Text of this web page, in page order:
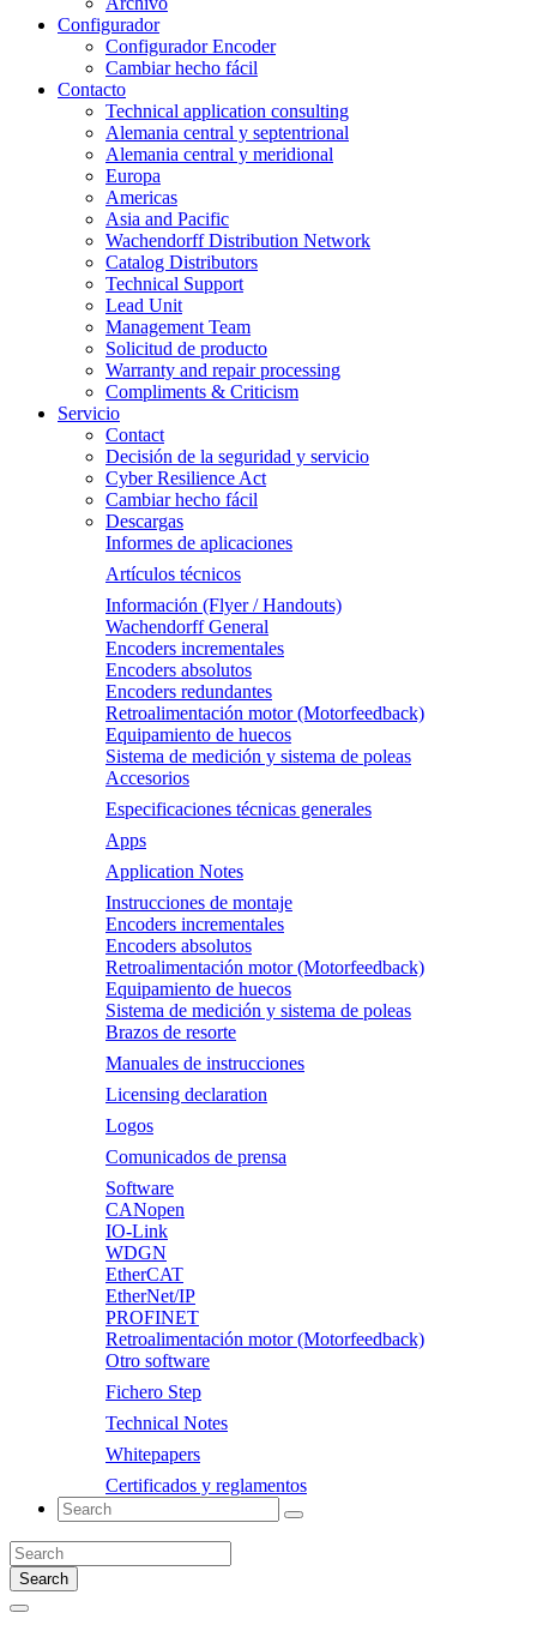
Configurador
Configurador Encoder
Cambiar hecho fácil
Contacto
Technical application consulting
Alemania central y septentrional
Alemania central y meridional
Europa
Americas
Asia and Pacific
Wachendorff Distribution Network
Catalog Distributors
Technical Support
Lead Unit
Management Team
Solicitud de producto
Warranty and repair processing
Compliments & Criticism
Servicio
Contact
Decisión de la seguridad y servicio
Cyber Resilience Act
Cambiar hecho fácil
Descargas
Informes de aplicaciones
Artículos técnicos
Información (Flyer / Handouts)
Wachendorff General
Encoders incrementales
Encoders absolutos
Encoders redundantes
Retroalimentación motor (Motorfeedback)
Equipamiento de huecos
Sistema de medición y sistema de poleas
Accesorios
Especificaciones técnicas generales
Apps
Application Notes
Instrucciones de montaje
Encoders incrementales
Encoders absolutos
Retroalimentación motor (Motorfeedback)
Equipamiento de huecos
Sistema de medición y sistema de poleas
Brazos de resorte
Manuales de instrucciones
Licensing declaration
Logos
Comunicados de prensa
Software
CANopen
IO-Link
WDGN
EtherCAT
EtherNet/IP
PROFINET
Retroalimentación motor (Motorfeedback)
Otro software
Fichero Step
Technical Notes
Whitepapers
Certificados y reglamentos
Search